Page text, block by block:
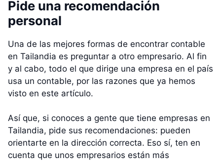
Pide una recomendación
personal
Una de las mejores formas de encontrar contable
en Tailandia es preguntar a otro empresario. Al fin
y al cabo, todo el que dirige una empresa en el país
usa un contable, por las razones que ya hemos
visto en este artículo.
Así que, si conoces a gente que tiene empresas en
Tailandia, pide sus recomendaciones: pueden
orientarte en la dirección correcta. Eso sí, ten en
cuenta que unos empresarios están más